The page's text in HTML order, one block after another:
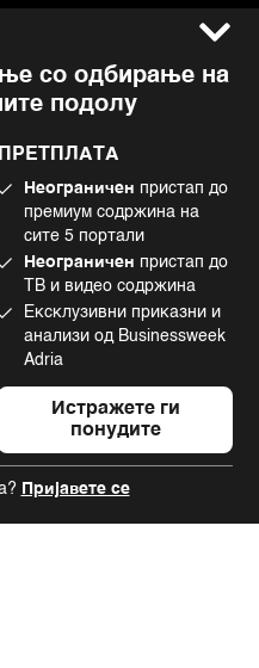
со одбирање на
подолу
ПРЕТПЛАТА
Неограничен пристап до
премиум содржина на
сите 5 портали
Неограничен пристап до
ТВ и видео содржина
Ексклузивни приказни и
анализи од Businessweek
Adria
Истражете ги
понудите
Пријавете се
Twitter
Tiktok
and service marks of
displayed with permission
Swiss SA Property
Cubes